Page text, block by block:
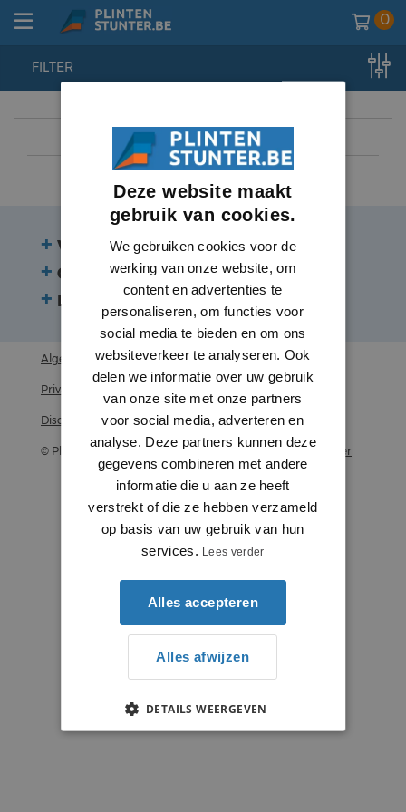
0
home //
FILTER
Veelgestelde vragen
Contact
Beoordelingen
Algemene voorwaarden
Privacy statement
Disclaimer
© Plintenstunter 2026 Profielenstunter
Deze website maakt
gebruik van cookies.
We gebruiken cookies voor de
werking van onze website, om
content en advertenties te
personaliseren, om functies voor
social media te bieden en om ons
websiteverkeer te analyseren. Ook
delen we informatie over uw gebruik
van onze site met onze partners
voor social media, adverteren en
analyse. Deze partners kunnen deze
gegevens combineren met andere
informatie die u aan ze heeft
verstrekt of die ze hebben verzameld
op basis van uw gebruik van hun
services.
Lees verder
Alles accepteren
Alles afwijzen
DETAILS WEERGEVEN